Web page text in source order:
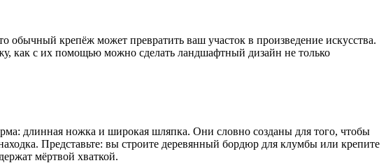
обычный крепёж может превратить ваш участок в произведение искусства.
как с их помощью можно сделать ландшафтный дизайн не только
длинная ножка и широкая шляпка. Они словно созданы для того, чтобы
Представьте: вы строите деревянный бордюр для клумбы или крепите
мёртвой хваткой.